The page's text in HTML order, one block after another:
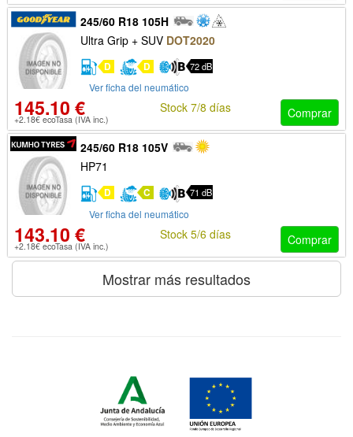
245/60 R18 105H
Ultra Grip + SUV DOT2020
D D 72 dB
Ver ficha del neumático
145.10 €
+2.18€ ecoTasa (IVA inc.) Comprar
Stock 7/8 días
245/60 R18 105V
HP71
D C 71 dB
Ver ficha del neumático
143.10 €
+2.18€ ecoTasa (IVA inc.) Comprar
Stock 5/6 días
Mostrar más resultados